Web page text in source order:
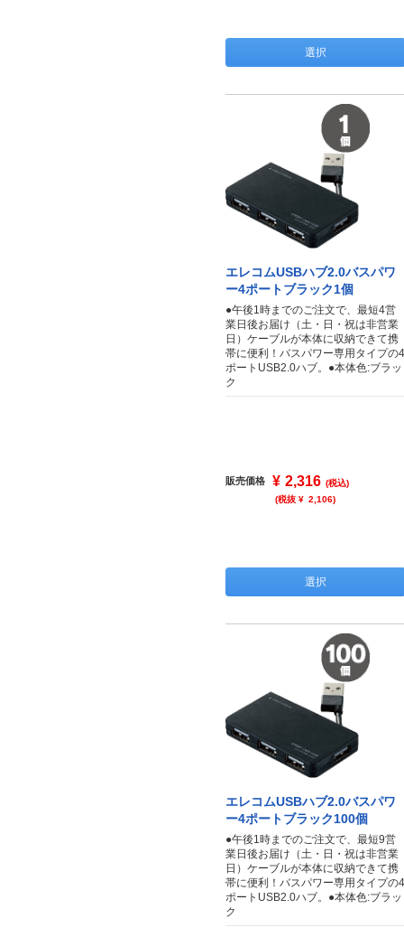
選択
エレコムUSBハブ2.0バスパワ
ー4ポートブラック1個
●午後1時までのご注文で、最短4営
業日後お届け（土・日・祝は非営業
日）ケーブルが本体に収納できて携
帯に便利！バスパワー専用タイプの4
ポートUSB2.0ハブ。●本体色:ブラッ
ク
販売価格 ¥ 2,316 (税込)
(税抜 ¥ 2,106)
選択
エレコムUSBハブ2.0バスパワ
ー4ポートブラック100個
●午後1時までのご注文で、最短9営
業日後お届け（土・日・祝は非営業
日）ケーブルが本体に収納できて携
帯に便利！バスパワー専用タイプの4
ポートUSB2.0ハブ。●本体色:ブラッ
ク